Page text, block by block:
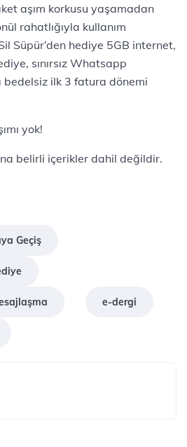
aşım korkusu yaşamadan
rahatlığıyla kullanım
Süpür’den hediye 5GB internet,
sınırsız Whatsapp
ilk 3 fatura dönemi
yok!
belirli içerikler dahil değildir.
Geçiş
e-dergi